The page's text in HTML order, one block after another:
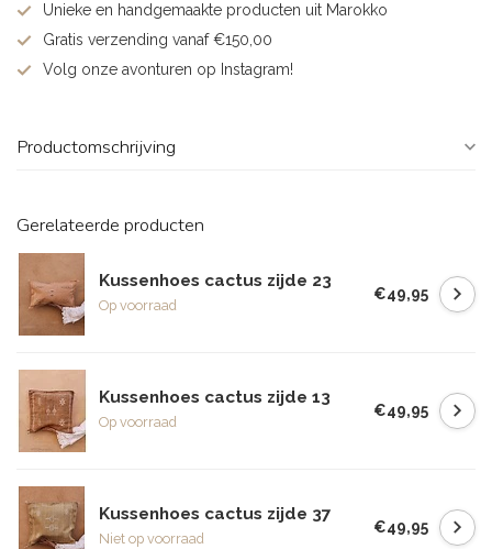
Unieke en handgemaakte producten uit Marokko
Gratis verzending vanaf €150,00
Volg onze avonturen op Instagram!
Productomschrijving
Gerelateerde producten
Kussenhoes cactus zijde 23
Op voorraad
€49,95
Kussenhoes cactus zijde 13
Op voorraad
€49,95
Kussenhoes cactus zijde 37
Niet op voorraad
€49,95